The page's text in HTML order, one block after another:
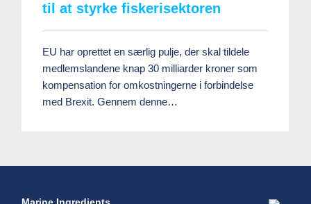
til at styrke fiskerisektoren
EU har oprettet en særlig pulje, der skal tildele
medlemslandene knap 30 milliarder kroner som
kompensation for omkostningerne i forbindelse
med Brexit. Gennem denne…